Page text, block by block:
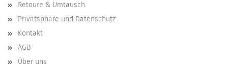
Retoure & Umtausch
Privatsphäre und Datenschutz
Kontakt
AGB
Über uns